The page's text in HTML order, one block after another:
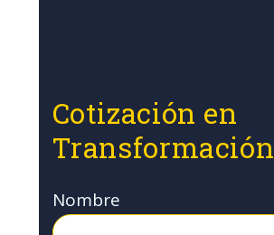
Cotización en
Transformación
Nombre